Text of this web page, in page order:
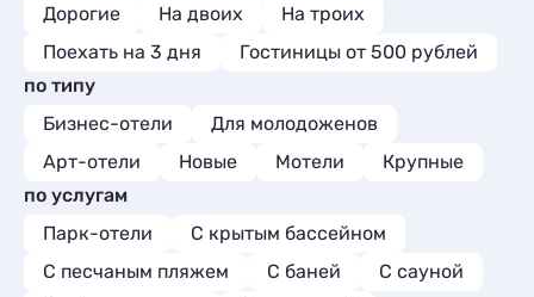
Мини-отели 5
Дорогие
На двоих
На троих
Поехать на 3 дня
Гостиницы от 500 рублей
по типу
Бизнес-отели
Для молодоженов
Арт-отели
Новые Мотели
Крупные
по услугам
Парк-отели
С крытым бассейном
С песчаным пляжем
С баней
С сауной